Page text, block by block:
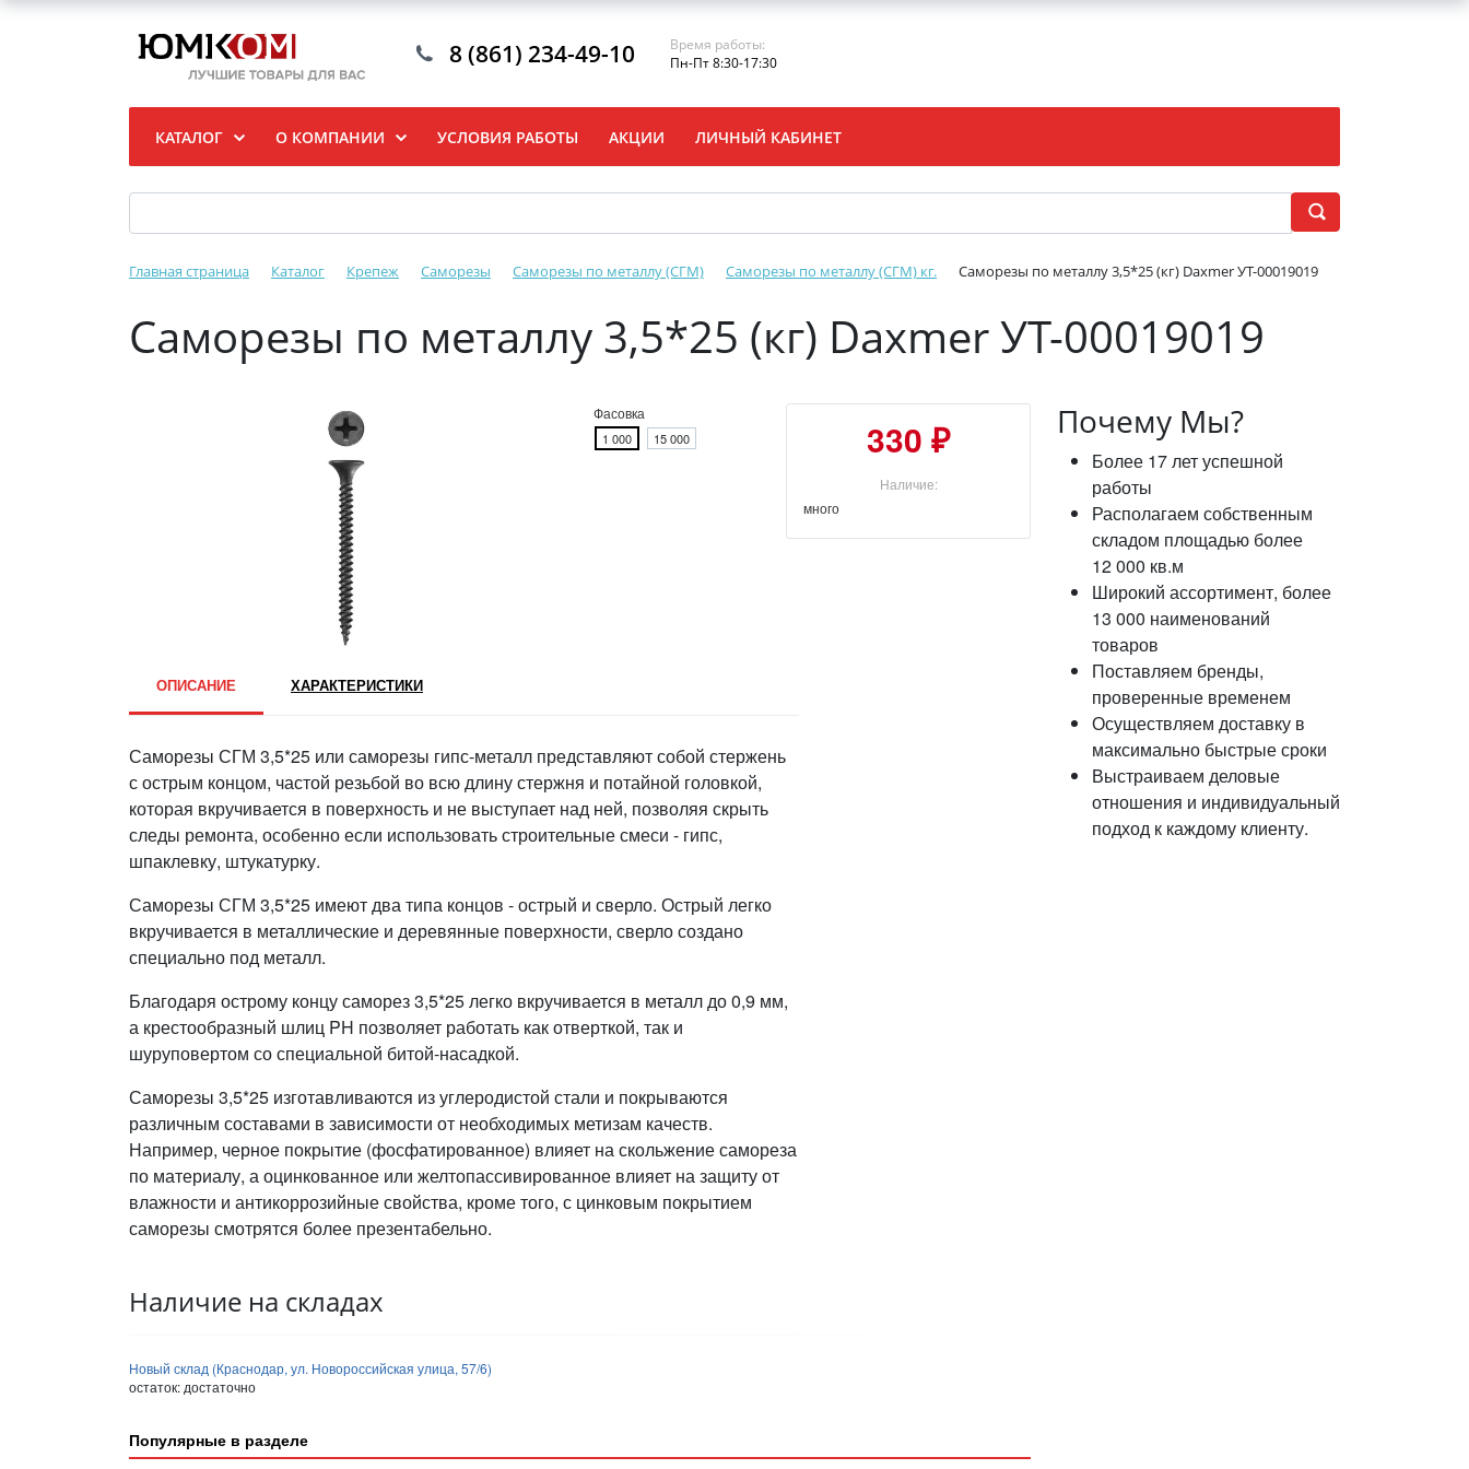
8 (861) 234-49-10
Время работы:
Пн-Пт 8:30-17:30
КАТАЛОГ О КОМПАНИИ УСЛОВИЯ РАБОТЫ АКЦИИ ЛИЧНЫЙ КАБИНЕТ
Главная страница Каталог Крепеж Саморезы Саморезы по металлу (СГМ) Саморезы по металлу (СГМ) кг. Саморезы по металлу 3,5*25 (кг) Daxmer УТ-00019019
Саморезы по металлу 3,5*25 (кг) Daxmer УТ-00019019
Фасовка
1 000 15 000 330 ₽
Наличие:
много
ОПИСАНИЕ ХАРАКТЕРИСТИКИ
Саморезы СГМ 3,5*25 или саморезы гипс-металл представляют собой стержень
с острым концом, частой резьбой во всю длину стержня и потайной головкой,
которая вкручивается в поверхность и не выступает над ней, позволяя скрыть
следы ремонта, особенно если использовать строительные смеси - гипс,
шпаклевку, штукатурку.
Саморезы СГМ 3,5*25 имеют два типа концов - острый и сверло. Острый легко
вкручивается в металлические и деревянные поверхности, сверло создано
специально под металл.
Благодаря острому концу саморез 3,5*25 легко вкручивается в металл до 0,9 мм,
а крестообразный шлиц PH позволяет работать как отверткой, так и
шуруповертом со специальной битой-насадкой.
Саморезы 3,5*25 изготавливаются из углеродистой стали и покрываются
различным составами в зависимости от необходимых метизам качеств.
Например, черное покрытие (фосфатированное) влияет на скольжение самореза
по материалу, а оцинкованное или желтопассивированное влияет на защиту от
влажности и антикоррозийные свойства, кроме того, с цинковым покрытием
саморезы смотрятся более презентабельно.
Наличие на складах
Новый склад (Краснодар, ул. Новороссийская улица, 57/6)
остаток: достаточно
Популярные в разделе
Почему Мы?
Более 17 лет успешной
работы
Располагаем собственным
складом площадью более
12 000 кв.м
Широкий ассортимент, более
13 000 наименований
товаров
Поставляем бренды,
проверенные временем
Осуществляем доставку в
максимально быстрые сроки
Выстраиваем деловые
отношения и индивидуальный
подход к каждому клиенту.